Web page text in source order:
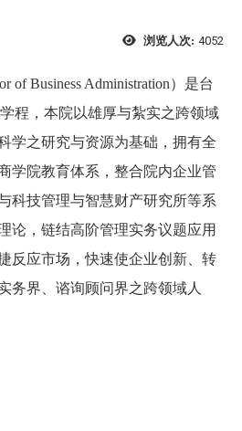
浏览人次: 4052
of Business Administration）是台
程， 本院以雄厚与紮实之跨领域
学之研究与资源为基础，拥有全
学院教育体系，整合院内企业管
科技管理与智慧财产研究所等系
论，链结高阶管理实务议题应用
反应市场，快速使企业创新、转
务界、谘询顾问界之跨领域人